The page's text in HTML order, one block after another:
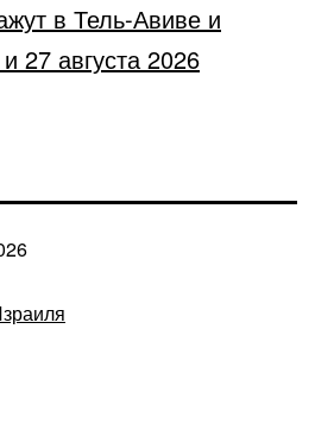
в Тель-Авиве и
августа 2026